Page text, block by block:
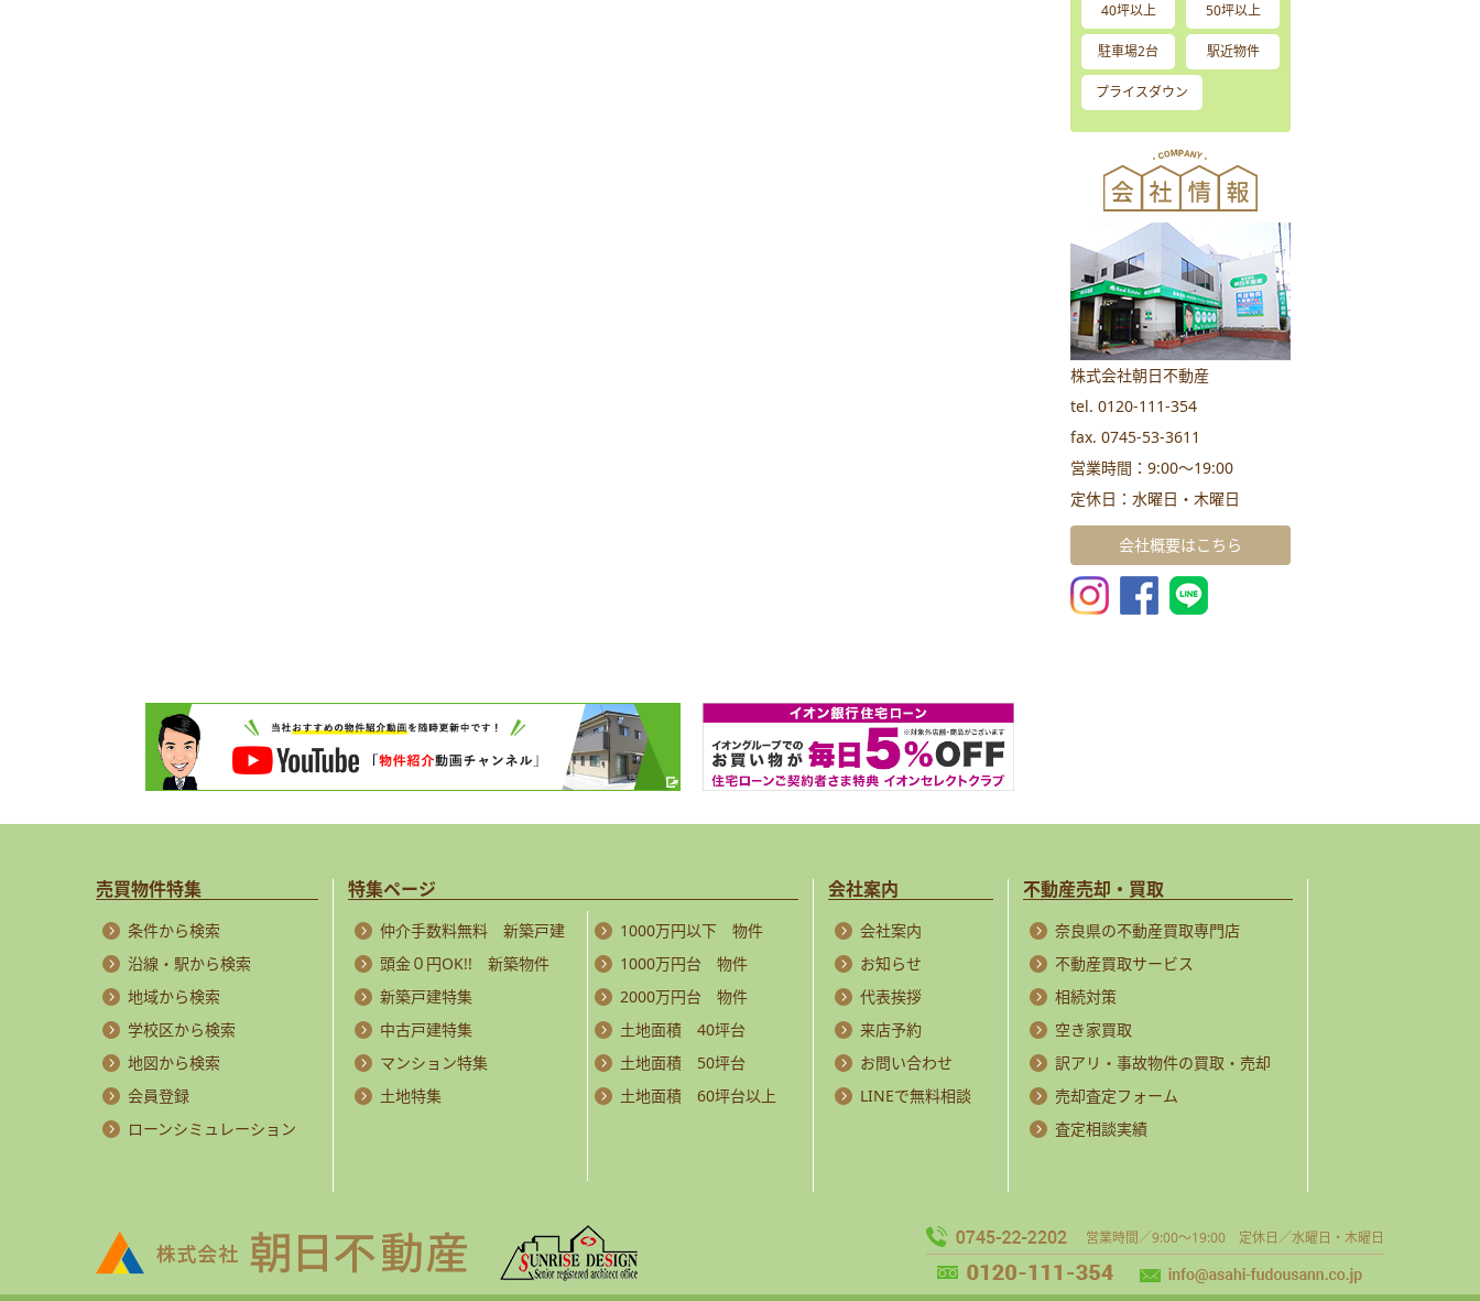
40坪以上 50坪以上
駐車場2台 駅近物件
プライスダウン
株式会社朝日不動産
tel. 0120-111-354
fax. 0745-53-3611
営業時間：9:00～19:00
定休日：水曜日・木曜日
会社概要はこちら
売買物件特集
条件から検索
沿線・駅から検索
地域から検索
学校区から検索
地図から検索
会員登録
ローンシミュレーション
特集ページ
仲介手数料無料 新築戸建
頭金０円OK!! 新築物件
新築戸建特集
中古戸建特集
マンション特集
土地特集
1000万円以下 物件
1000万円台 物件
2000万円台 物件
土地面積 40坪台
土地面積 50坪台
土地面積 60坪台以上
会社案内
会社案内
お知らせ
代表挨拶
来店予約
お問い合わせ
LINEで無料相談
不動産売却・買取
奈良県の不動産買取専門店
不動産買取サービス
相続対策
空き家買取
訳アリ・事故物件の買取・売却
売却査定フォーム
査定相談実績
営業時間／9:00～19:00 定休日／水曜日・木曜日